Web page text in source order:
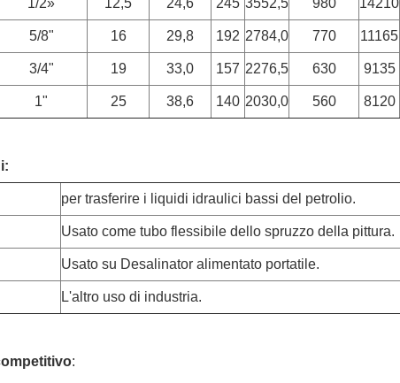
1/2» 12,5 24,6 245 3552,5 980 14210
5/8" 16 29,8 192 2784,0 770 11165
3/4" 19 33,0 157 2276,5 630 9135
1" 25 38,6 140 2030,0 560 8120
per trasferire i liquidi idraulici bassi del petrolio.
Usato come tubo flessibile dello spruzzo della pittura.
Usato su Desalinator alimentato portatile.
L'altro uso di industria.
: